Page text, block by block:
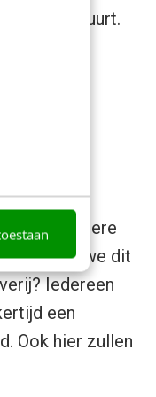
stuurt.
te
maar
en andere
zullen we dit
Iedereen
een
Ook hier zullen